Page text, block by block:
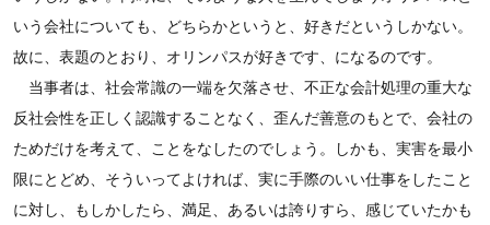
いう会社についても、どちらかというと、好きだというしかない。
故に、表題のとおり、オリンパスが好きです、になるのです。
当事者は、社会常識の一端を欠落させ、不正な会計処理の重大な
反社会性を正しく認識することなく、歪んだ善意のもとで、会社の
ためだけを考えて、ことをなしたのでしょう。しかも、実害を最小
限にとどめ、そういってよければ、実に手際のいい仕事をしたこと
に対し、もしかしたら、満足、あるいは誇りすら、感じていたかも